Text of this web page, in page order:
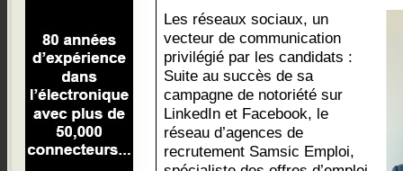
Les réseaux sociaux, un
vecteur de communication
privilégié par les candidats :
Suite au succès de sa
campagne de notoriété sur
LinkedIn et Facebook, le
réseau d’agences de
recrutement Samsic Emploi,